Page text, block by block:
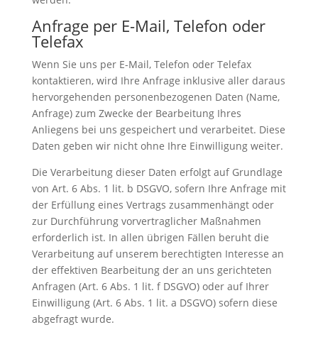
Anfrage per E-Mail, Telefon oder
Telefax
Wenn Sie uns per E-Mail, Telefon oder Telefax
kontaktieren, wird Ihre Anfrage inklusive aller daraus
hervorgehenden personenbezogenen Daten (Name,
Anfrage) zum Zwecke der Bearbeitung Ihres
Anliegens bei uns gespeichert und verarbeitet. Diese
Daten geben wir nicht ohne Ihre Einwilligung weiter.
Die Verarbeitung dieser Daten erfolgt auf Grundlage
von Art. 6 Abs. 1 lit. b DSGVO, sofern Ihre Anfrage mit
der Erfüllung eines Vertrags zusammenhängt oder
zur Durchführung vorvertraglicher Maßnahmen
erforderlich ist. In allen übrigen Fällen beruht die
Verarbeitung auf unserem berechtigten Interesse an
der effektiven Bearbeitung der an uns gerichteten
Anfragen (Art. 6 Abs. 1 lit. f DSGVO) oder auf Ihrer
Einwilligung (Art. 6 Abs. 1 lit. a DSGVO) sofern diese
abgefragt wurde.